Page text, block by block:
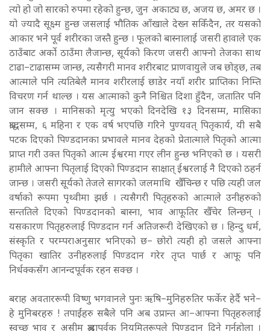
त्यो हो जो सारको रुपमा रहेको हुन्छ, जुन अकाट्य छ, अजय छ, अमर छ ।
यो ज्यादै सूक्ष्म हुन्छ जसलाई भौतिक आँखाले देख्न सकिँदैन, तर यसको
आकार भने पूर्व शरीरका जस्तै हुन्छ । फूलको बास्नालाई जसरी हावाले एक
ठाउँबाट अर्को ठाउँमा लैजान्छ, सूर्यको किरण जसरी आफ्नो तेजका साथ
टाढा–टाढासम्म जान्छ, त्यसैगरी मानव शरीरबाट प्राणवायुले जब छोड्छ, तब
आत्माले पनि त्यतिबेलै मानव शरीरलाई छाडेर नयाँ शरीर प्राप्तिका निम्ति
विचरण गर्न थाल्छ । यस आत्माको कुनै निश्चित दिशा हुँदैन, जतातिर पनि
जान सक्छ । मानिसको मृत्यु भएको दिनदेखि १३ दिनसम्म, मासिका
श्राद्धसम्म, ६ महिना र एक वर्ष भएपछि गरिने पुण्यवत् पितृकार्य, यी सबै
पटक दिएको पिण्डदानका प्रभावले मानव देहको प्रेतात्माले पितृको आत्मा
प्राप्त गरी उक्त पितृको आत्म ईश्वरमा गएर लीन हुन्छ भनिएको छ । यसरी
हामीले आफ्ना पितृलाई दिएको पिण्डदान साक्षात् ईश्वरलाई नै दिएको ठहर्न
जान्छ । जसरी सूर्यको तेजले सागरको जलमाथि खैँचिन्छ र पछि त्यही जल
वर्षाको रूपमा पृथ्वीमा झर्छ । त्यसैगरी पितृहरुको आत्माले उनीहरुको
सन्ततिले दिएको पिण्डदानको बास्ना, भाव आफूतिर खैँचेर लिन्छन् ।
यसकारण पितृहरुलाई पिण्डदान गर्न अतिजरूरी देखिएको छ । हिन्दु धर्म,
संस्कृति र परम्पराअनुसार भनिएको छ– छोरो त्यही हो जसले आफ्ना
पितृका खातिर उनीहरुलाई पिण्डदान गरेर तृप्त पार्छ र आफू पनि
निर्धक्कसँग आनन्दपूर्वक रहन सक्छ ।
बराह अवताररूपी विष्णु भगवानले पुनः ऋषि–मुनिहरुतिर फर्केर हेर्दै भने–
हे मुनिबरहरु ! तपाईंहरु सबैले पनि अब उप्रान्त आ–आफ्ना पितृहरुलाई